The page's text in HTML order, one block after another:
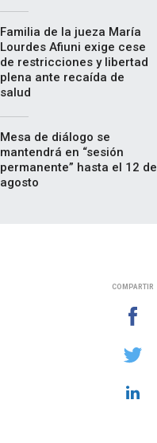
Familia de la jueza María
Lourdes Afiuni exige cese
de restricciones y libertad
plena ante recaída de
salud
Mesa de diálogo se
mantendrá en “sesión
permanente” hasta el 12 de
agosto
COMPARTIR